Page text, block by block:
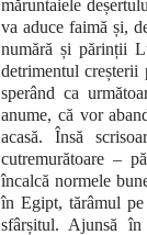
măruntaiele
va aduce faimă și,
numără și părinții
detrimentul
sperând ca
anume, că vor
acasă. Însă
cutremurătoare –
încalcă normele
în Egipt, tărâmul
sfârșitul. Ajunsă în